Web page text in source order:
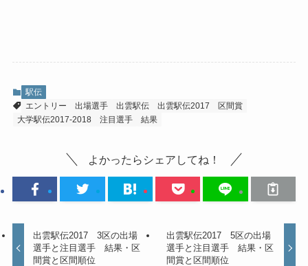
駅伝
エントリー
出場選手 出雲駅伝 出雲駅伝2017
区間賞
大学駅伝2017-2018
注目選手 結果
よかったらシェアしてね！
出雲駅伝2017 3区の出場
選手と注目選手 結果・区
間賞と区間順位
出雲駅伝2017 5区の出場
選手と注目選手 結果・区
間賞と区間順位